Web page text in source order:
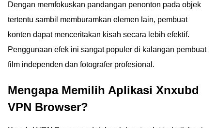
Dengan memfokuskan pandangan penonton pada objek
tertentu sambil memburamkan elemen lain, pembuat
konten dapat menceritakan kisah secara lebih efektif.
Penggunaan efek ini sangat populer di kalangan pembuat
film independen dan fotografer profesional.
Mengapa Memilih Aplikasi Xnxubd
VPN Browser?